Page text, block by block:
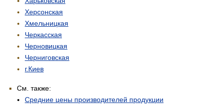
Херсонская
Хмельницкая
Черкасская
Черновицкая
Черниговская
г.Киев
См. также:
Средние цены производителей продукции